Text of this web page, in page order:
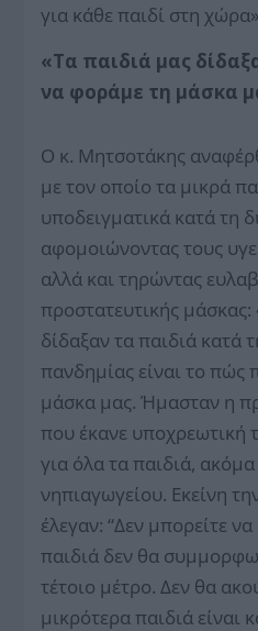
για κάθε παιδί στη
«Τα παιδιά μας
να φοράμε τη μάσκα
Ο κ. Μητσοτάκης
με τον οποίο τα μικρά
υποδειγματικά κατά τη
αφομοιώνοντας τους
αλλά και τηρώντας
προστατευτικής
δίδαξαν τα παιδιά κατά
πανδημίας είναι το πώς
μάσκα μας. Ήμασταν η
που έκανε υποχρεωτική
για όλα τα παιδιά,
νηπιαγωγείου. Εκείνη
έλεγαν: “Δεν μπορείτε
παιδιά δεν θα
τέτοιο μέτρο. Δεν θα
μικρότερα παιδιά είναι